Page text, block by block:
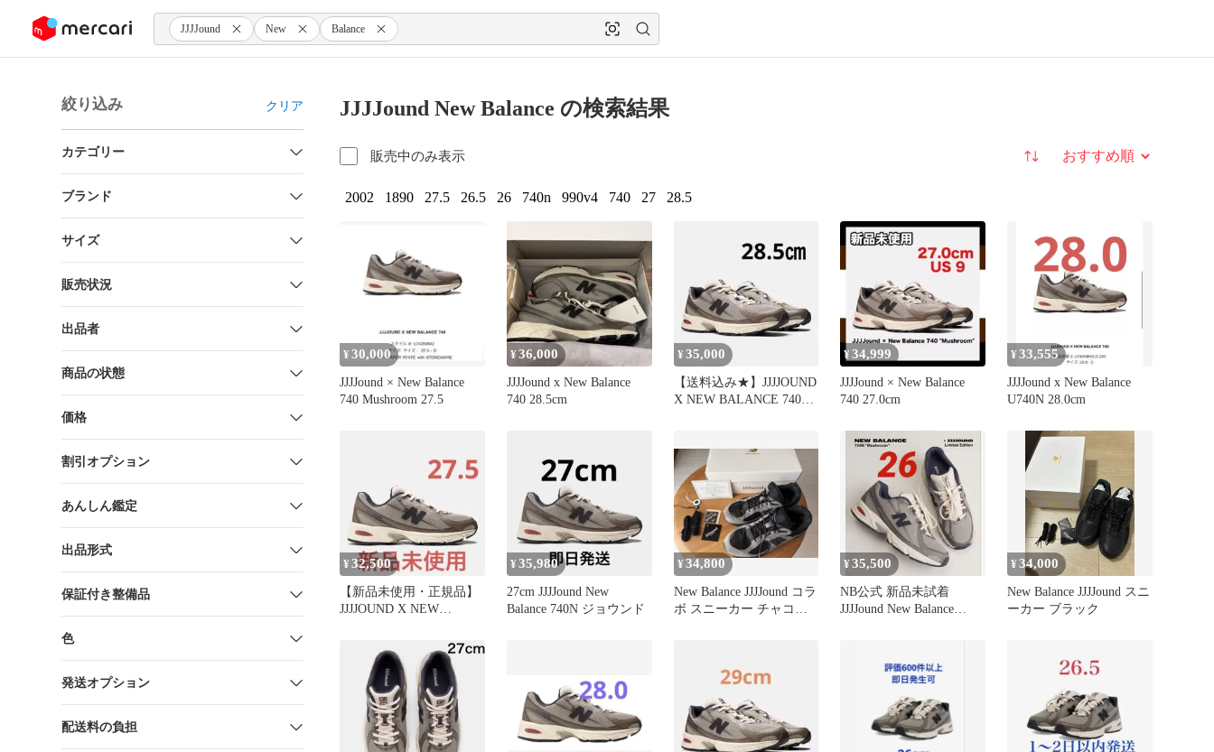
ツにスキップ JJJJound New Balance
絞り込み クリア
カテゴリー
ブランド
サイズ
販売状況
出品者
商品の状態
価格
割引オプション
あんしん鑑定
出品形式
保証付き整備品
色
発送オプション
配送料の負担
JJJJound New Balance の検索結果
販売中のみ表示 並び替え
2002 1890 27.5 26.5 26 740n 990v4 740 27 28.5
¥ 30,000
JJJJound × New Balance
740 Mushroom 27.5
¥36,000
JJJJound x New Balance
740 28.5cm
¥35,000
【送料込み★】JJJJOUND
X NEW BALANCE 740
¥34,999
JJJJound × New Balance
740 27.0cm
¥ 33,555
JJJJound x New Balance
U740N 28.0cm
¥32,500
【新品未使用・正規品】
JJJJOUND X NEW
¥35,980
27cm JJJJound New
Balance 740N ジョウンド
¥34,800
New Balance JJJJound コラ
ボ スニーカー チャコー
¥35,500
NB公式 新品未試着
JJJJound New Balance
¥34,000
New Balance JJJJound スニ
ーカー ブラック